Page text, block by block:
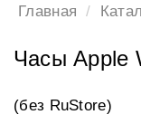
Главная
Часы Apple
(без RuStore)